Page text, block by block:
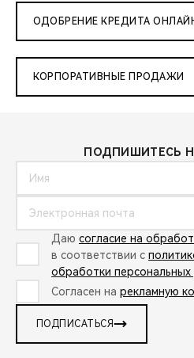
ОДОБРЕНИЕ КРЕДИТА
КОРПОРАТИВНЫЕ ПРОДАЖИ
ПОДПИШИТЕСЬ
Даю согласие на
в соответствии с
обработки
Согласен на рекламную
ПОДПИСАТЬСЯ